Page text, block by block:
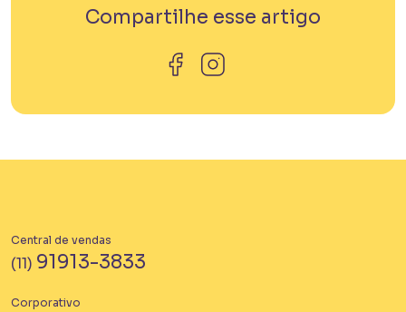
Compartilhe esse artigo
Central de vendas
(11) 91913-3833
Corporativo